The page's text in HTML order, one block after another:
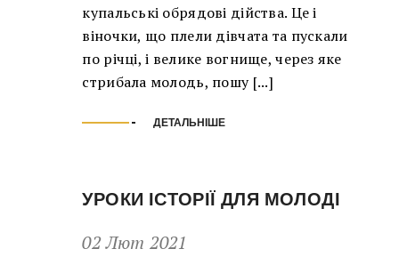
купальські обрядові дійства. Це і
віночки, що плели дівчата та пускали
по річці, і велике вогнище, через яке
стрибала молодь, пошу [...]
ДЕТАЛЬНІШЕ
УРОКИ ІСТОРІЇ ДЛЯ МОЛОДІ
02 Лют 2021